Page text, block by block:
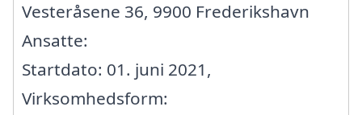
Vesteråsene 36, 9900 Frederikshavn
Ansatte:
Startdato: 01. juni 2021,
Virksomhedsform: